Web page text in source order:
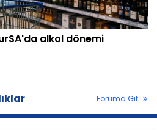
alkol dönemi
Foruma Git